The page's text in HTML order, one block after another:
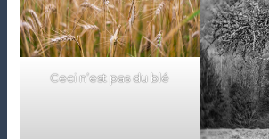
Ceci n’est pas du blé